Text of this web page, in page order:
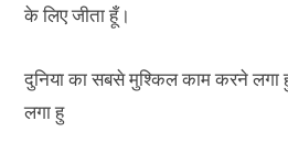
के लिए जीता हूँ।
दुनिया का सबसे मुश्किल काम करने
लगा हु